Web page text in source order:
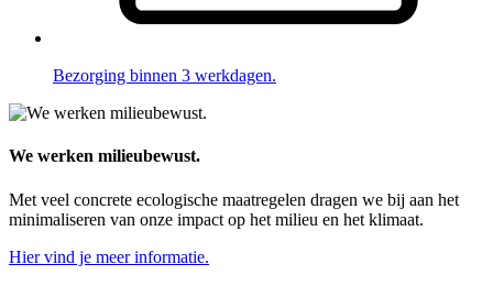
Bezorging binnen 3 werkdagen.
We werken milieubewust.
Met veel concrete ecologische maatregelen dragen we bij aan het
minimaliseren van onze impact op het milieu en het klimaat.
Hier vind je meer informatie.